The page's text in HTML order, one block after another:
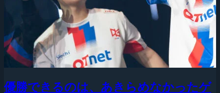
優勝できるのは、あきらめなかったゲ